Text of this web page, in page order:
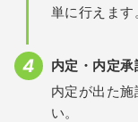
単に行えます
内定・内定承
内定が出た
い。